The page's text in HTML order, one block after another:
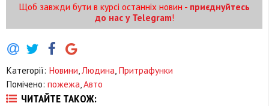
Щоб завжди бути в курсі останніх новин - приєднуйтесь
до нас у Telegram!
Категорії: Новини Людина Притрафунки
Помічено: пожежа Авто
ЧИТАЙТЕ ТАКОЖ: